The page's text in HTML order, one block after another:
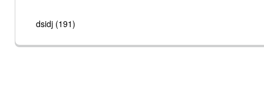
dsidj (191)